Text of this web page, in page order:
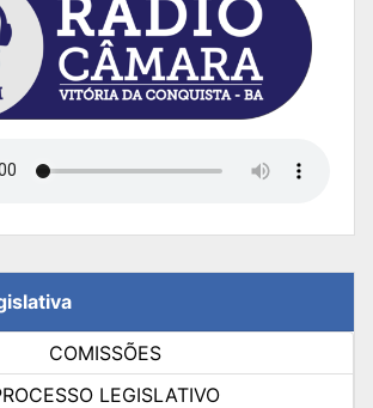
COMISSÕES
LEGISLATIVO